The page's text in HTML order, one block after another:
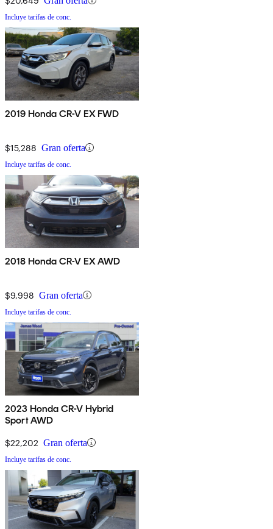
Incluye tarifas de conc.
2019 Honda CR-V EX FWD
$15,288 Gran oferta
Incluye tarifas de conc.
2018 Honda CR-V EX AWD
$9,998 Gran oferta
Incluye tarifas de conc.
2023 Honda CR-V Hybrid
Sport AWD
$22,202 Gran oferta
Incluye tarifas de conc.